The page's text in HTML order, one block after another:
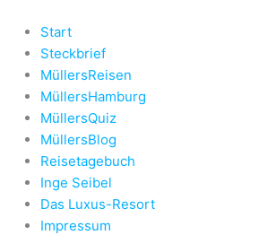
Inhalt
springen
Start
Steckbrief
MüllersReisen
MüllersHamburg
MüllersQuiz
MüllersBlog
Reisetagebuch
Inge Seibel
Das Luxus-Resort
Impressum